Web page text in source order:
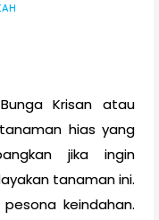
Krisan atau
hias yang
jika ingin
tanaman ini.
keindahan.